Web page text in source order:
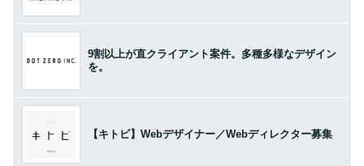
9割以上が直クライアント案件。多種多様なデザイン
を。
【キトビ】Webデザイナー／Webディレクター募集